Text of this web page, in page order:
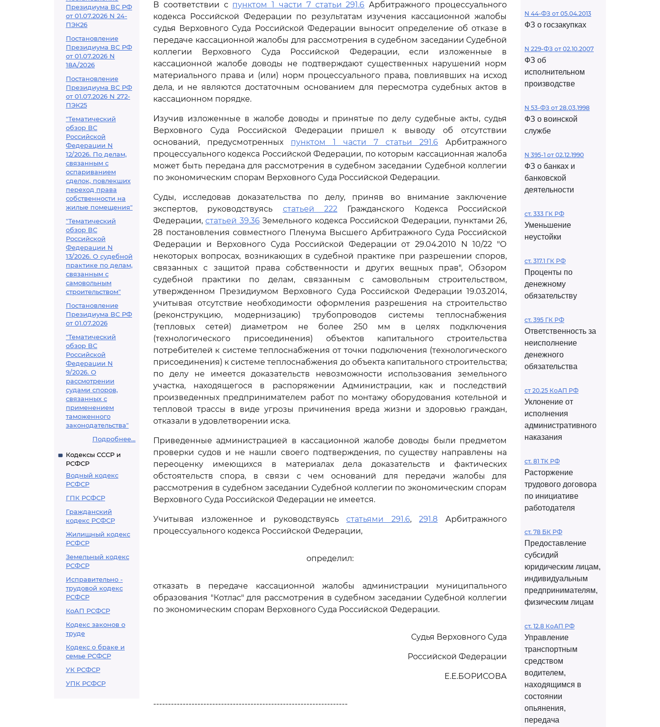
Президиума ВС РФ
от 01.07.2026 N 24-
ПЭК26
Постановление
Президиума ВС РФ
от 01.07.2026 N
18А/2026
Постановление
Президиума ВС РФ
от 01.07.2026 N 272-
ПЭК25
"Тематический
обзор ВС
Российской
Федерации N
12/2026. По делам,
связанным с
оспариванием
сделок, повлекших
переход права
собственности на
жилые помещения"
"Тематический
обзор ВС
Российской
Федерации N
13/2026. О судебной
практике по делам,
связанным с
самовольным
строительством"
Постановление
Президиума ВС РФ
от 01.07.2026
"Тематический
обзор ВС
Российской
Федерации N
9/2026. О
рассмотрении
судами споров,
связанных с
применением
таможенного
законодательства"
Подробнее...
Кодексы СССР и
РСФСР
Водный кодекс
РСФСР
ГПК РСФСР
Гражданский
кодекс РСФСР
Жилищный кодекс
РСФСР
Земельный кодекс
РСФСР
Исправительно -
трудовой кодекс
РСФСР
КоАП РСФСР
Кодекс законов о
труде
Кодекс о браке и
семье РСФСР
УК РСФСР
УПК РСФСР
В соответствии с пунктом 1 части 7 статьи 291.6 Арбитражного процессуального
кодекса Российской Федерации по результатам изучения кассационной жалобы
судья Верховного Суда Российской Федерации выносит определение об отказе в
передаче кассационной жалобы для рассмотрения в судебном заседании Судебной
коллегии Верховного Суда Российской Федерации, если изложенные в
кассационной жалобе доводы не подтверждают существенных нарушений норм
материального права и (или) норм процессуального права, повлиявших на исход
дела, и не являются достаточным основанием для пересмотра судебных актов в
кассационном порядке.
Изучив изложенные в жалобе доводы и принятые по делу судебные акты, судья
Верховного Суда Российской Федерации пришел к выводу об отсутствии
оснований, предусмотренных пунктом 1 части 7 статьи 291.6 Арбитражного
процессуального кодекса Российской Федерации, по которым кассационная жалоба
может быть передана для рассмотрения в судебном заседании Судебной коллегии
по экономическим спорам Верховного Суда Российской Федерации.
Суды, исследовав доказательства по делу, приняв во внимание заключение
экспертов, руководствуясь статьей 222 Гражданского Кодекса Российской
Федерации,статьей 39.36Земельного кодекса Российской Федерации, пунктами 26,
28 постановления совместного Пленума Высшего Арбитражного Суда Российской
Федерации и Верховного Суда Российской Федерации от 29.04.2010 N 10/22 "О
некоторых вопросах, возникающих в судебной практике при разрешении споров,
связанных с защитой права собственности и других вещных прав", Обзором
судебной практики по делам, связанным с самовольным строительством,
утвержденном Президиумом Верховного Суда Российской Федерации 19.03.2014,
учитывая отсутствие необходимости оформления разрешения на строительство
(реконструкцию, модернизацию) трубопроводов системы теплоснабжения
(тепловых сетей) диаметром не более 250 мм в целях подключения
(технологического присоединения) объектов капитального строительства
потребителей к системе теплоснабжения от точки подключения (технологического
присоединения) к системе теплоснабжения до объекта капитального строительства;
по делу не имеется доказательств невозможности использования земельного
участка, находящегося в распоряжении Администрации, как и последствий
произведенных предпринимателем работ по монтажу оборудования котельной и
тепловой трассы в виде угрозы причинения вреда жизни и здоровью граждан,
отказали в удовлетворении иска.
Приведенные администрацией в кассационной жалобе доводы были предметом
проверки судов и не нашли своего подтверждения, по существу направлены на
переоценку имеющихся в материалах дела доказательств и фактических
обстоятельств спора, в связи с чем оснований для передачи жалобы для
рассмотрения в судебном заседании Судебной коллегии по экономическим спорам
Верховного Суда Российской Федерации не имеется.
Учитывая изложенное и руководствуясьстатьями 291.6,291.8 Арбитражного
процессуального кодекса Российской Федерации,
определил:
отказать в передаче кассационной жалобы администрации муниципального
образования "Котлас" для рассмотрения в судебном заседании Судебной коллегии
по экономическим спорам Верховного Суда Российской Федерации.
Судья Верховного Суда
Российской Федерации
Е.Е.БОРИСОВА
------------------------------------------------------------------
N 44-ФЗ от 05.04.2013
ФЗ о госзакупках
N 229-ФЗ от 02.10.2007
ФЗ об
исполнительном
производстве
N 53-ФЗ от 28.03.1998
ФЗ о воинской
службе
N 395-1 от 02.12.1990
ФЗ о банках и
банковской
деятельности
ст. 333 ГК РФ
Уменьшение
неустойки
ст. 317.1 ГК РФ
Проценты по
денежному
обязательству
ст. 395 ГК РФ
Ответственность за
неисполнение
денежного
обязательства
ст 20.25 КоАП РФ
Уклонение от
исполнения
административного
наказания
ст. 81 ТК РФ
Расторжение
трудового договора
по инициативе
работодателя
ст. 78 БК РФ
Предоставление
субсидий
юридическим лицам,
индивидуальным
предпринимателям,
физическим лицам
ст. 12.8 КоАП РФ
Управление
транспортным
средством
водителем,
находящимся в
состоянии
опьянения,
передача